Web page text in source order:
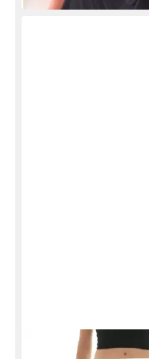
F&K-MODE Minirock